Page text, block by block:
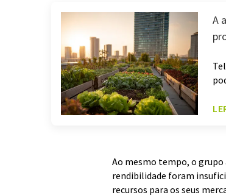
A
Ao mesmo tempo, o grupo
rendibilidade foram
recursos para os seus